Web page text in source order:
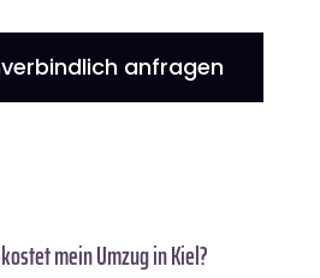
anfragen
mein Umzug in Kiel?